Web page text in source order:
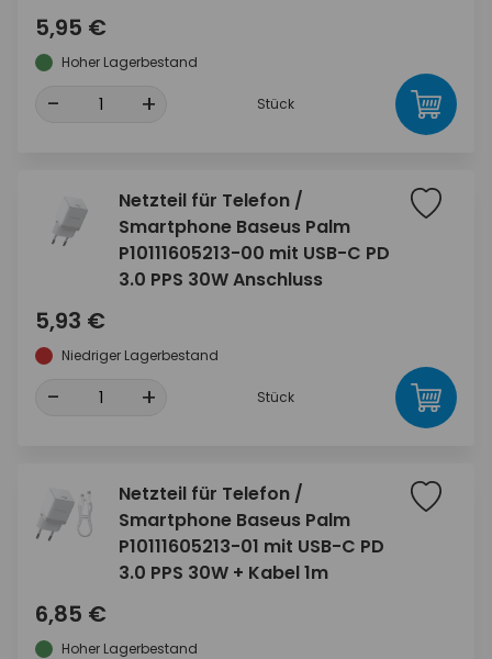
5,95 €
Hoher Lagerbestand
- + Stück
Netzteil für Telefon /
Smartphone Baseus Palm
P10111605213-00 mit USB-C PD
3.0 PPS 30W Anschluss
5,93 €
Niedriger Lagerbestand
- + Stück
Netzteil für Telefon /
Smartphone Baseus Palm
P10111605213-01 mit USB-C PD
3.0 PPS 30W + Kabel 1m
6,85 €
Hoher Lagerbestand